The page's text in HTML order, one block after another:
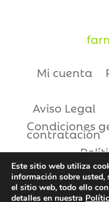
Mi cuenta
Aviso Legal
Condiciones
contratación
Copyright ©
Este sitio web utiliza
información sobre usted,
el sitio web, todo ello
detalles en nuestra